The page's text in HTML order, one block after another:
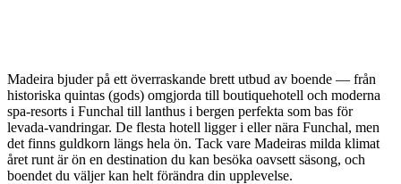
Madeira bjuder på ett överraskande brett utbud av boende — från
historiska quintas (gods) omgjorda till boutiquehotell och moderna
spa-resorts i Funchal till lanthus i bergen perfekta som bas för
levada-vandringar. De flesta hotell ligger i eller nära Funchal, men
det finns guldkorn längs hela ön. Tack vare Madeiras milda klimat
året runt är ön en destination du kan besöka oavsett säsong, och
boendet du väljer kan helt förändra din upplevelse.